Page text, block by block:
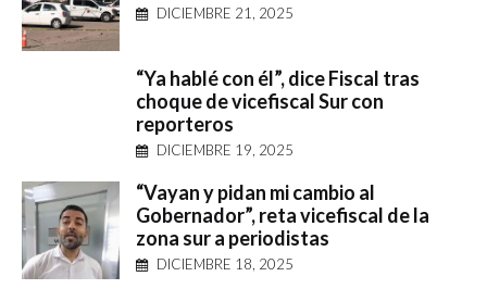
DICIEMBRE 21, 2025
“Ya hablé con él”, dice Fiscal tras
choque de vicefiscal Sur con
reporteros
DICIEMBRE 19, 2025
“Vayan y pidan mi cambio al
Gobernador”, reta vicefiscal de la
zona sur a periodistas
DICIEMBRE 18, 2025